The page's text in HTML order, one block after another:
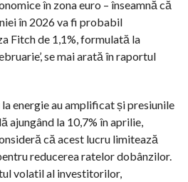
în zona euro – înseamnă că
în 2026 va fi probabil
Fitch de 1,1%, formulată la
se mai arată în raportul
energie au amplificat și presiunile
ajungând la 10,7% în aprilie,
că acest lucru limitează
reducerea ratelor dobânzilor.
volatil al investitorilor,